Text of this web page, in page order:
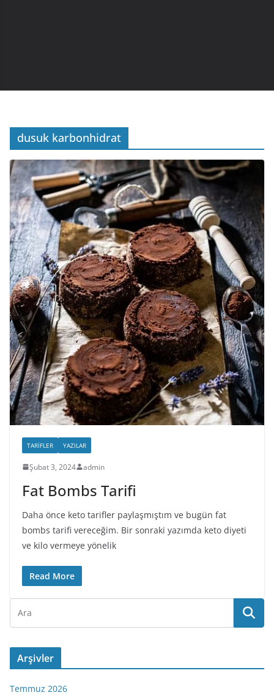
dusuk karbonhidrat
TARIFLER YAZILAR
Şubat 3, 2024 admin
Fat Bombs Tarifi
Daha önce keto tarifler paylaşmıştım ve bugün fat
bombs tarifi vereceğim. Bir sonraki yazımda keto diyeti
ve kilo vermeye yönelik
Read More
Arşivler
Temmuz 2026